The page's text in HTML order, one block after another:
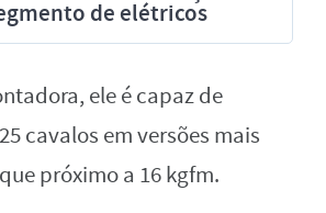
de elétricos
ele é capaz de
cavalos em versões mais
próximo a 16 kgfm.